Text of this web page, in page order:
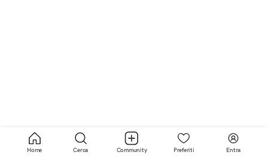
Home Cerca Community Preferiti Entra